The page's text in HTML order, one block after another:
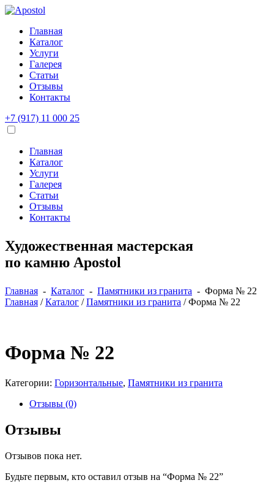
Главная
Каталог
Услуги
Галерея
Статьи
Отзывы
Контакты
+7 (917) 11 000 25
Главная
Каталог
Услуги
Галерея
Статьи
Отзывы
Контакты
Художественная мастерская
по камню Apostol
Главная - Каталог - Памятники из гранита - Форма № 22
Главная /Каталог /Памятники из гранита / Форма № 22
Форма № 22
Категории: Горизонтальные, Памятники из гранита
Отзывы (0)
Отзывы
Отзывов пока нет.
Будьте первым, кто оставил отзыв на “Форма № 22”